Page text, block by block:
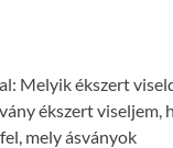
Melyik ékszert
ékszert viseljem,
mely ásványok